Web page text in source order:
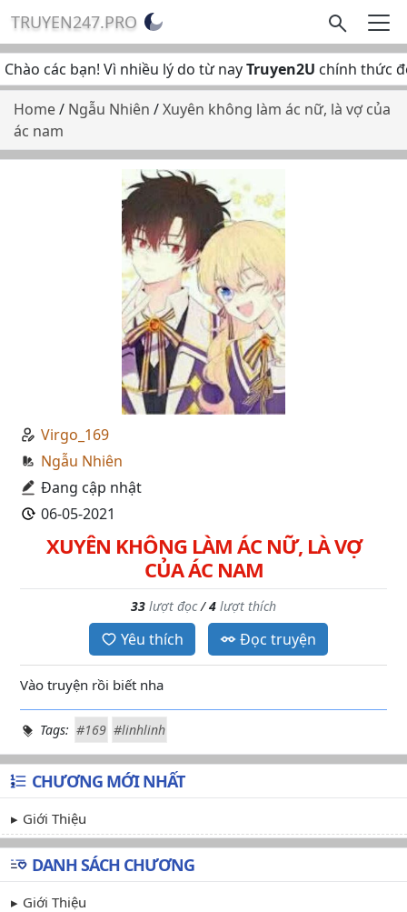
TRUYEN247.PRO
Chào các bạn! Vì nhiều lý do từ nayTruyen2U chính thức
Home/ Ngẫu Nhiên /Xuyên không làm ác nữ, là vợ của
ác nam
Virgo_169
Ngẫu Nhiên
Đang cập nhật
06-05-2021
XUYÊN KHÔNG LÀM ÁC NỮ, LÀ VỢ
CỦA ÁC NAM
33 lượt đọc/4 lượt thích
Yêu thích Đọc truyện
Vào truyện rồi biết nha
Tags: #169 #linhlinh
CHƯƠNG MỚI NHẤT
Giới Thiệu
DANH SÁCH CHƯƠNG
Giới Thiệu